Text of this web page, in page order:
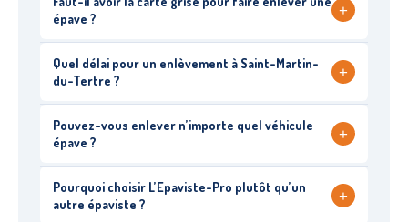
épave ?
+
Quel délai pour un enlèvement à Saint-Martin-
du-Tertre ?
+
Pouvez-vous enlever n’importe quel véhicule
épave ?
+
Pourquoi choisir L’Epaviste-Pro plutôt qu’un
autre épaviste ?
+